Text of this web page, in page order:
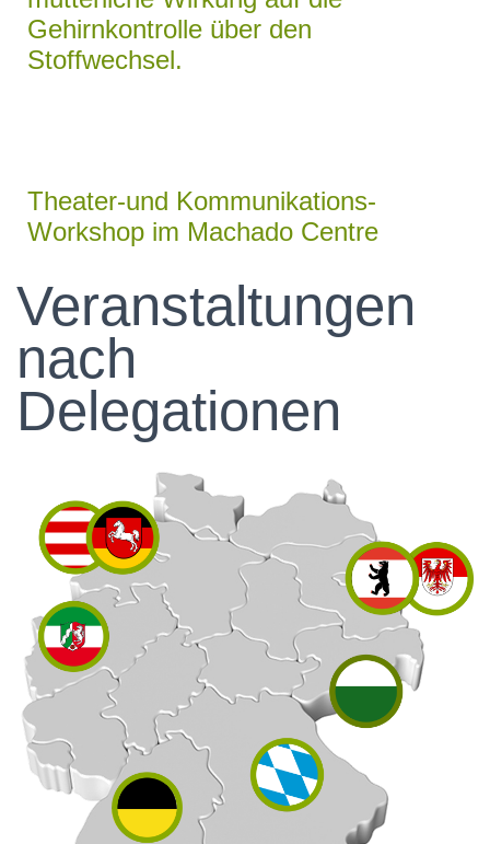
Gehirnkontrolle über den
Stoffwechsel.
Theater-und Kommunikations-
Workshop im Machado Centre
Veranstaltungen
nach
Delegationen